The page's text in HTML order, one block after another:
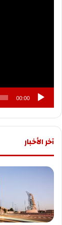
00:00
آخر الأخبار